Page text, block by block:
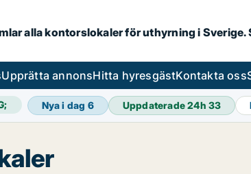
alla kontorslokaler för uthyrning i
Upprätta annonsHitta hyresgästKontakta oss
Nya i dag 6 Uppdaterade 24h33